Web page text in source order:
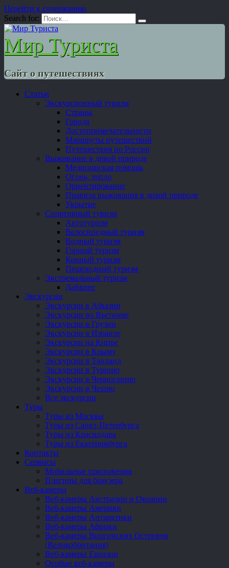
Перейти к содержанию
Search for:
Мир Туриста
Сайт о путешествиях
Статьи
Экскурсионный туризм
Страны
Города
Достопримечательности
Маршруты путешествий
Путешествия по России
Выживание в дикой природе
Медицинская помощь
Огонь, тепло
Ориентирование
Правила выживания в дикой природе
Укрытие
Спортивный туризм
Автотуризм
Велосипедный туризм
Водный туризм
Горный туризм
Конный туризм
Пешеходный туризм
Экстремальный туризм
Дайвинг
Экскурсии
Экскурсии в Абхазии
Экскурсии во Вьетнаме
Экскурсии в Грузии
Экскурсии в Израиле
Экскурсии на Кипре
Экскурсии в Крыму
Экскурсии в Таиланд
Экскурсии в Турцию
Экскурсии в Черногорию
Экскурсии в Чехию
Все экскурсии
Туры
Туры из Москвы
Туры из Санкт-Петербурга
Туры из Краснодара
Туры из Екатеринбурга
Контакты
Сервисы
Мобильные приложения
Плагины для браузера
Веб-камеры
Веб-камеры Австралии и Океании
Веб-камеры Америки
Веб-камеры Антарктики
Веб-камеры Африки
Веб-камеры Виргинских Островов
(Великобритания)
Веб-камеры Евразии
Особые веб-камеры